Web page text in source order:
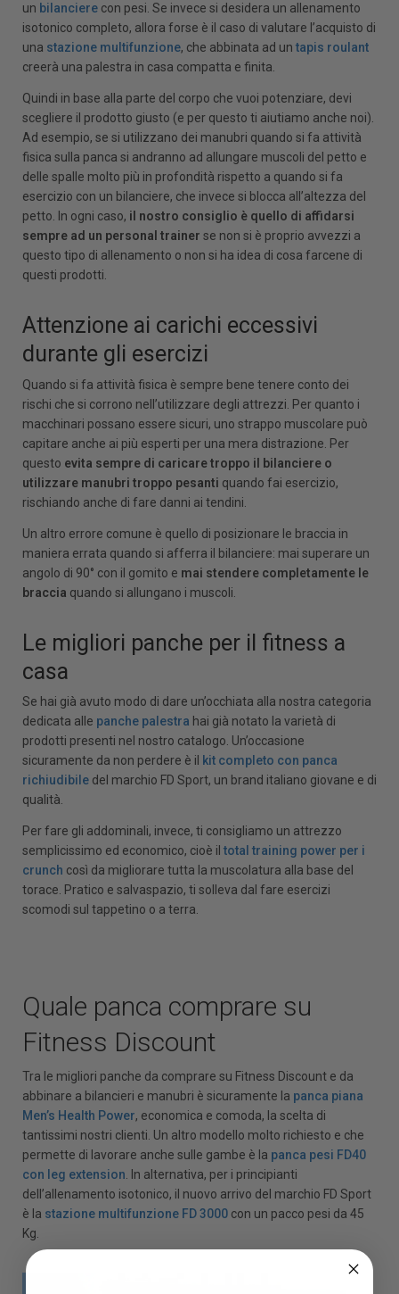
un bilanciere con pesi. Se invece si desidera un allenamento
isotonico completo, allora forse è il caso di valutare l’acquisto di
una stazione multifunzione, che abbinata ad un tapis roulant
creerà una palestra in casa compatta e finita.
Quindi in base alla parte del corpo che vuoi potenziare, devi
scegliere il prodotto giusto (e per questo ti aiutiamo anche noi).
Ad esempio, se si utilizzano dei manubri quando si fa attività
fisica sulla panca si andranno ad allungare muscoli del petto e
delle spalle molto più in profondità rispetto a quando si fa
esercizio con un bilanciere, che invece si blocca all’altezza del
petto. In ogni caso, il nostro consiglio è quello di affidarsi
sempre ad un personal trainer se non si è proprio avvezzi a
questo tipo di allenamento o non si ha idea di cosa farcene di
questi prodotti.
Attenzione ai carichi eccessivi
durante gli esercizi
Quando si fa attività fisica è sempre bene tenere conto dei
rischi che si corrono nell’utilizzare degli attrezzi. Per quanto i
macchinari possano essere sicuri, uno strappo muscolare può
capitare anche ai più esperti per una mera distrazione. Per
questo evita sempre di caricare troppo il bilanciere o
utilizzare manubri troppo pesanti quando fai esercizio,
rischiando anche di fare danni ai tendini.
Un altro errore comune è quello di posizionare le braccia in
maniera errata quando si afferra il bilanciere: mai superare un
angolo di 90° con il gomito e mai stendere completamente le
braccia quando si allungano i muscoli.
Le migliori panche per il fitness a
casa
Se hai già avuto modo di dare un’occhiata alla nostra categoria
dedicata alle panche palestra hai già notato la varietà di
prodotti presenti nel nostro catalogo. Un’occasione
sicuramente da non perdere è il kit completo con panca
richiudibile del marchio FD Sport, un brand italiano giovane e di
qualità.
Per fare gli addominali, invece, ti consigliamo un attrezzo
semplicissimo ed economico, cioè il total training power per i
crunch così da migliorare tutta la muscolatura alla base del
torace. Pratico e salvaspazio, ti solleva dal fare esercizi
scomodi sul tappetino o a terra.
Quale panca comprare su
Fitness Discount
Tra le migliori panche da comprare su Fitness Discount e da
abbinare a bilancieri e manubri è sicuramente la panca piana
Men’s Health Power, economica e comoda, la scelta di
tantissimi nostri clienti. Un altro modello molto richiesto e che
permette di lavorare anche sulle gambe è la panca pesi FD40
con leg extension . In alternativa, per i principianti
dell’allenamento isotonico, il nuovo arrivo del marchio FD Sport
è la stazione multifunzione FD 3000 con un pacco pesi da 45
Kg.